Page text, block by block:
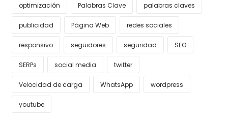
optimización Palabras Clave palabras claves
publicidad Página Web redes sociales
responsivo seguidores seguridad SEO
SERPs social media twitter
Velocidad de carga WhatsApp wordpress
youtube